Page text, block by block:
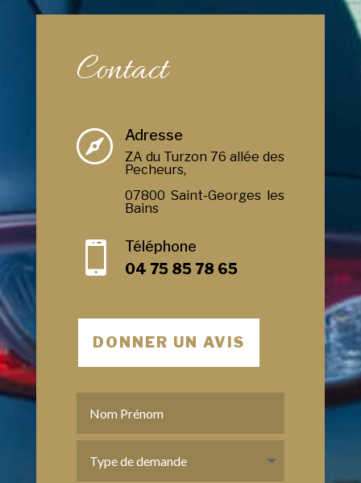
Contact
 Adresse
ZA du Turzon 76 allée des
Pecheurs,
07800 Saint-Georges les
Bains

Téléphone
04 75 85 78 65
DONNER UN AVIS